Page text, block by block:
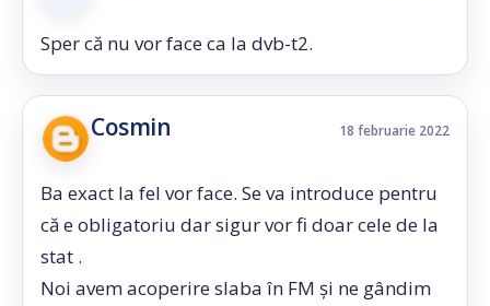
Sper că nu vor face ca la dvb-t2.
Cosmin 18 februarie 2022
Ba exact la fel vor face. Se va introduce pentru
că e obligatoriu dar sigur vor fi doar cele de la
stat .
Noi avem acoperire slaba în FM și ne gândim